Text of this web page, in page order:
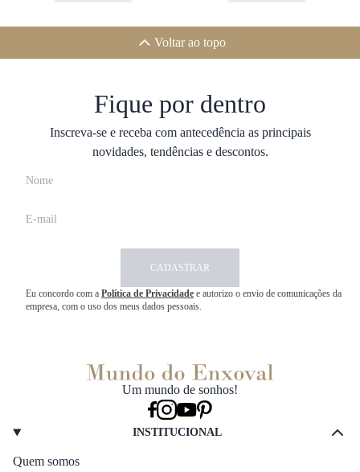
Voltar ao topo
Fique por dentro
Inscreva-se e receba com antecedência as principais
novidades, tendências e descontos.
CADASTRAR
Eu concordo com a Política de Privacidade e autorizo o envio de comunicações da
empresa, com o uso dos meus dados pessoais.
Um mundo de sonhos!
INSTITUCIONAL
Quem somos